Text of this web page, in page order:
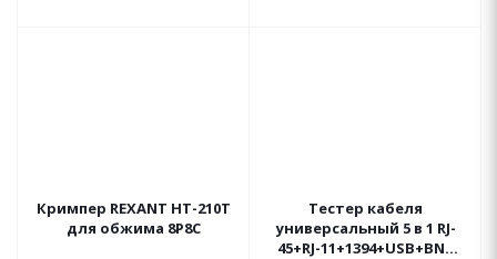
Кримпер REXANT HT-210T
для обжима 8P8C
Тестер кабеля
универсальный 5 в 1 RJ-
45+RJ-11+1394+USB+BNC